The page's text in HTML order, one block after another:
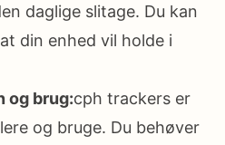
daglige slitage. Du kan
din enhed vil holde i
og brug:cph trackers er
og bruge. Du behøver